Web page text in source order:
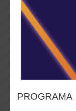
PROGRAMA